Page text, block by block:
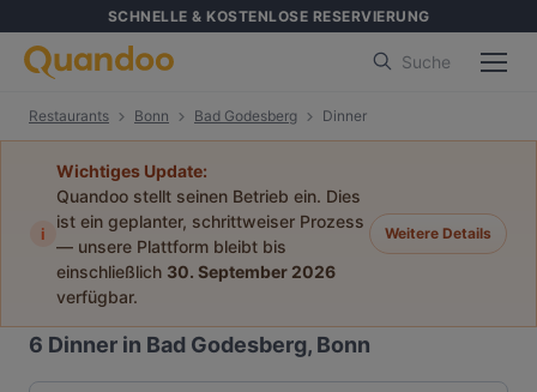
SCHNELLE & KOSTENLOSE RESERVIERUNG
Suche
Restaurants Bonn Bad Godesberg Dinner
i
Wichtiges Update:
Quandoo stellt seinen Betrieb ein. Dies
ist ein geplanter, schrittweiser Prozess
— unsere Plattform bleibt bis
einschließlich 30. September 2026
verfügbar.
Weitere Details
6 Dinner in Bad Godesberg, Bonn